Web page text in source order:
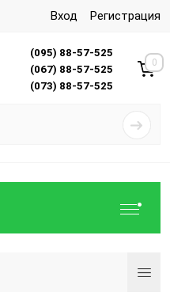
Вход Регистрация
(095) 88-57-525
(067) 88-57-525
(073) 88-57-525
0